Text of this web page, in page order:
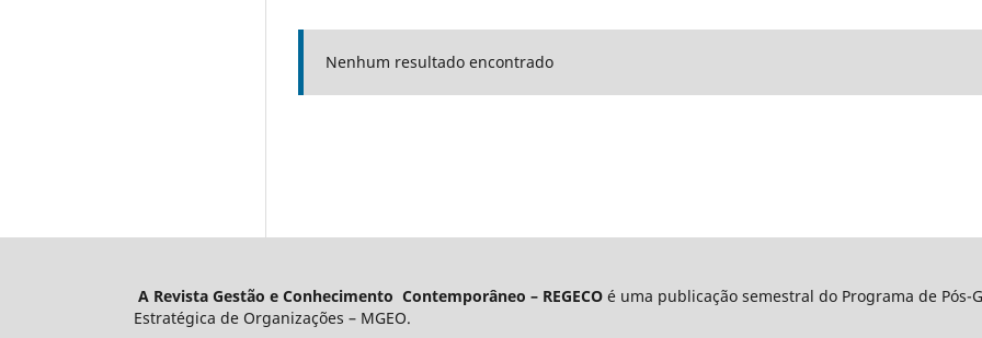
Nenhum resultado encontrado
A Revista Gestão e Conhecimento Contemporâneo – REGECO é uma publicação semestral do Programa de
Estratégica de Organizações – MGEO.